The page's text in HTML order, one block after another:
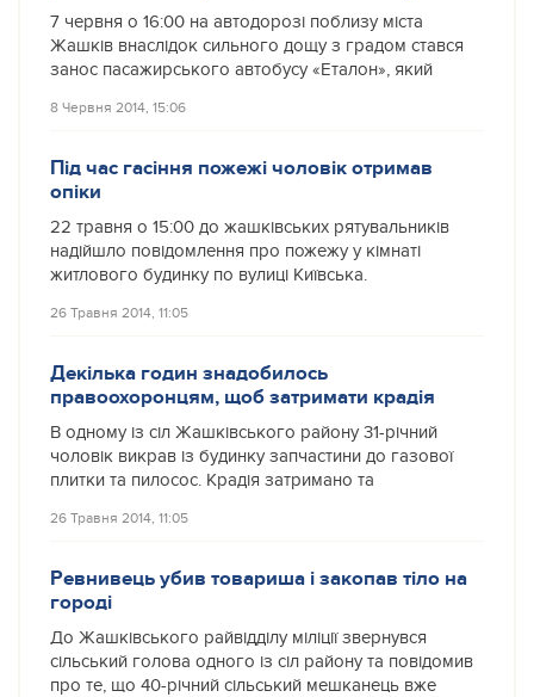
7 червня о 16:00 на автодорозі поблизу міста
Жашків внаслідок сильного дощу з градом стався
занос пасажирського автобусу «Еталон», який
8 Червня 2014, 15:06
Під час гасіння пожежі чоловік отримав
опіки
22 травня о 15:00 до жашківських рятувальників
надійшло повідомлення про пожежу у кімнаті
житлового будинку по вулиці Київська.
26 Травня 2014, 11:05
Декілька годин знадобилось
правоохоронцям, щоб затримати крадія
В одному із сіл Жашківського району 31-річний
чоловік викрав із будинку запчастини до газової
плитки та пилосос. Крадія затримано та
26 Травня 2014, 11:05
Ревнивець убив товариша і закопав тіло на
городі
До Жашківського райвідділу міліції звернувся
сільський голова одного із сіл району та повідомив
про те, що 40-річний сільський мешканець вже